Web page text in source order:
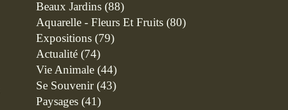
Beaux Jardins (88)
Aquarelle - Fleurs Et Fruits (80)
Expositions (79)
Actualité (74)
Vie Animale (44)
Se Souvenir(43)
Paysages (41)